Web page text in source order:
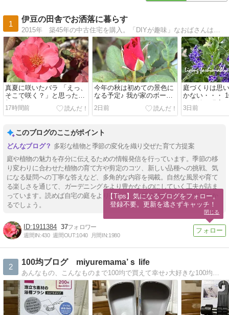
1
伊豆の田舎でお洒落に暮らす
真夏に咲いたバラ 「えっ、
そこで咲く？」と思った今
朝の庭
17時間前
今年の秋は初めての景色に
なる予定♪ 我が家のボーダ
ーガーデン
2日前
庭づくりは思
かない・・・
10年後の現実
3日前
このブログのここがポイント
多彩な植物と季節の変化を織り交ぜた育て方提案
庭や植物の魅力を存分に伝えるための情報発信を行っています。季節の移
り変わりに合わせた植物の育て方や剪定のコツ、新しい品種への挑戦、気
になる疑問への丁寧な答えなど、多角的な内容を掲載。自然な風景や育て
る楽しさを通じて、ガーデニングをより豊かなものにしていく工夫が詰ま
っています。読めば自宅の庭をより美しく、笑顔で満たすヒントが見つか
るでしょう。
1911384 37
週間IN:430 週間OUT:1040 月間IN:1980
2
100均ブログ miyuremama’ｓ life
あんなもの、こんなものまで100均で買えて幸せ♪大好きな100均雑貨を駆使した節約しているつもり生活をちらっとお届けしますみなさまの参考になるとうれしいです！！
【Tips】気になるブログをフォロー。
登録不要。更新を逃さずキャッチ！
閉じる